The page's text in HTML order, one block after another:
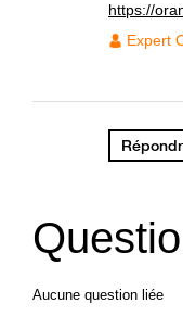
https://
Expert
Aucune question liée